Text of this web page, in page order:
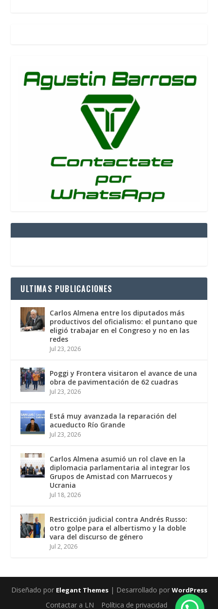
ULTIMAS PUBLICACIONES
Carlos Almena entre los diputados más
productivos del oficialismo: el puntano que
eligió trabajar en el Congreso y no en las
redes
Jul 23, 2026
Poggi y Frontera visitaron el avance de una
obra de pavimentación de 62 cuadras
Jul 23, 2026
Está muy avanzada la reparación del
acueducto Río Grande
Jul 23, 2026
Carlos Almena asumió un rol clave en la
diplomacia parlamentaria al integrar los
Grupos de Amistad con Marruecos y
Ucrania
Jul 18, 2026
Restricción judicial contra Andrés Russo:
otro golpe para el albertismo y la doble
vara del discurso de género
Jul 2, 2026
Diseñado por Elegant Themes| Desarrollado por WordPress
Contactar a LN Política de privacidad